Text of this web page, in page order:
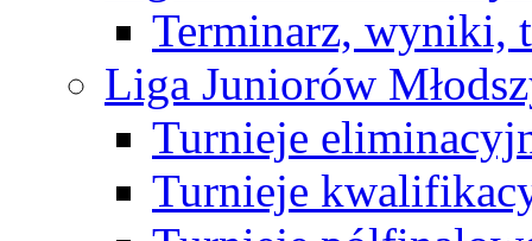
Terminarz, wyniki,
Liga Juniorów
Turnieje
Turnieje